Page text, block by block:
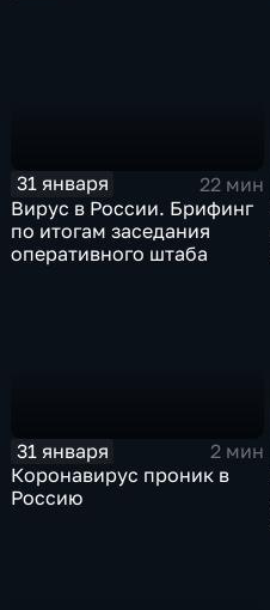
31 января
22 мин
Вирус в России. Брифинг
по итогам заседания
оперативного штаба
31 января
2 мин
Коронавирус проник в
Россию